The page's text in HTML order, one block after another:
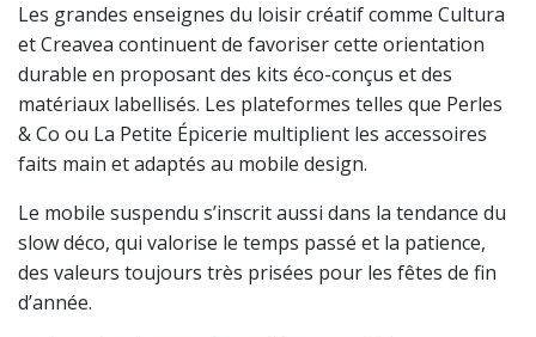
Les grandes enseignes du loisir créatif comme Cultura
et Creavea continuent de favoriser cette orientation
durable en proposant des kits éco-conçus et des
matériaux labellisés. Les plateformes telles que Perles
& Co ou La Petite Épicerie multiplient les accessoires
faits main et adaptés au mobile design.
Le mobile suspendu s’inscrit aussi dans la tendance du
slow déco, qui valorise le temps passé et la patience,
des valeurs toujours très prisées pour les fêtes de fin
d’année.